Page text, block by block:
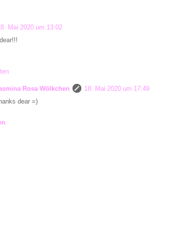
Mai 2020 um 13:02
Rosa Wölkchen
18. Mai 2020 um 17:49
dear =)